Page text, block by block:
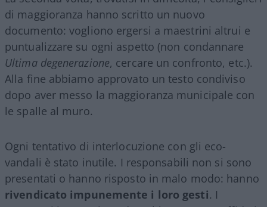
di maggioranza hanno scritto un nuovo
documento: vogliono ergersi a maestrini altrui e
puntualizzare su ogni aspetto (non condannare
Ultima degenerazione, cercare un confronto, etc.).
Alla fine abbiamo approvato un testo condiviso
dopo aver messo la maggioranza municipale con
le spalle al muro.
Ogni tentativo di interlocuzione con gli eco-
vandali è stato inutile. I responsabili non si sono
presentati o hanno risposto in malo modo: hanno
rivendicato impunemente i loro gesti. I